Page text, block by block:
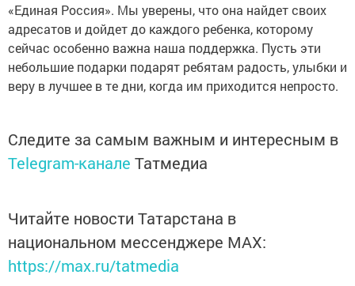
«Единая Россия». Мы уверены, что она найдет своих
адресатов и дойдет до каждого ребенка, которому
сейчас особенно важна наша поддержка. Пусть эти
небольшие подарки подарят ребятам радость, улыбки и
веру в лучшее в те дни, когда им приходится непросто.
Следите за самым важным и интересным в
Telegram-канале Татмедиа
Читайте новости Татарстана в
национальном мессенджере MАХ:
https://max.ru/tatmedia